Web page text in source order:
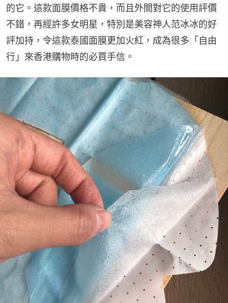
的它。這款面膜價格不貴，而且外間對它的使用評價
不錯，再經許多女明星，特別是美容神人范冰冰的好
評加持，令這款泰國面膜更加火紅，成為很多「自由
行」來香港購物時的必買手信。